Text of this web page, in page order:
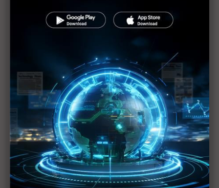
通過Uptime認證考驗 台灣大樹立機房營運新標竿
企業做主決定安裝所需SSD 有助降低運算儲存成本
DCIM雲端化 企業資料中心管理效能大躍進
整合空氣品質監測與控制系統 全面控制資料中心AMC
問題
核心、邊緣、終端 勾勒成為來IT架構
活動機房神兵利器 實踐打造完美機房願景
遵循DCOS標準 強化資料中心營運管理效能